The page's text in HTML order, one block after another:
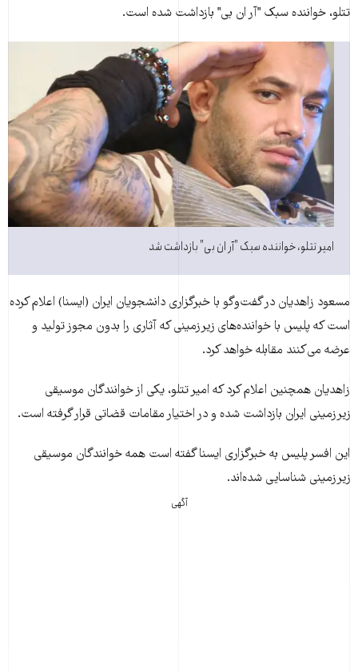
تتلو، خواننده سبک "آر ان بی" بازداشت شده است.
امیر تتلو، خواننده سبک "آر ان بی" بازداشت شد
مسعود زاهدیان در گفت‌و‌گو با خبرگزاری دانشجویان ایران (ایسنا) اعلام کرده
است که پلیس با خواننده‌های زیرزمینی که آثاری را بدون مجوز تولید و
عرضه می‌کنند مقابله خواهد کرد.
زاهدیان همچنین اعلام کرد که امیر تتلو، یکی از خوانندگان موسیقی
زیرزمینی ایران بازداشت شده و در اختیار مقامات قضاتی قرار گرفته است.
این افسر پلیس به خبرگزاری ایسنا گفته است همه خوانندگان موسیقی
زیرزمینی شناسایی شده‌اند.
آگهی